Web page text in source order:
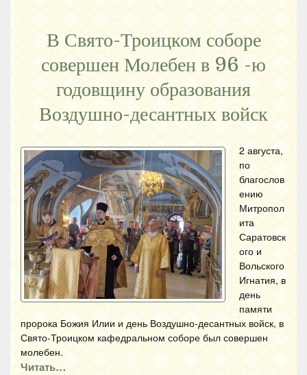
В Свято-Троицком соборе
совершен Молебен в 96 -ю
годовщину образования
Воздушно-десантных войск
2 августа,
по
благослов
ению
Митропол
ита
Саратовск
ого и
Вольского
Игнатия, в
день
памяти
пророка Божия Илии и день Воздушно-десантных войск, в
Свято-Троицком кафедральном соборе был совершен
молебен.
Читать…